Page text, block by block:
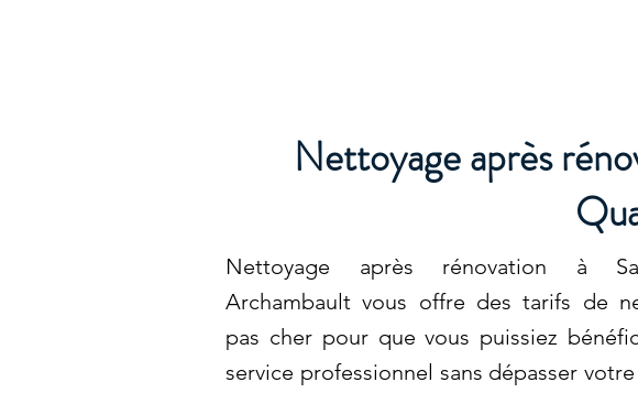
Nettoyage après
Nettoyage après rénovation à
Archambault vous offre des tarifs de
pas cher pour que vous puissiez
service professionnel sans dépasser